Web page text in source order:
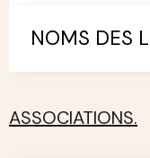
NOMS DES
ASSOCIATIONS.